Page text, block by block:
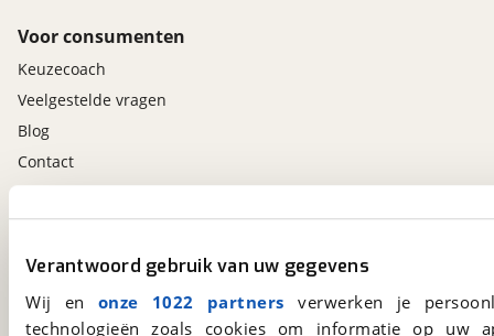
Verantwoord gebruik van uw gegevens
Wij en onze 1022 partners verwerken je
technologieën zoals cookies om informatie op
Voor consumenten
Keuzecoach
Veelgestelde vragen
Blog
Contact
Altijd het meest recente aanbod bij de hand.